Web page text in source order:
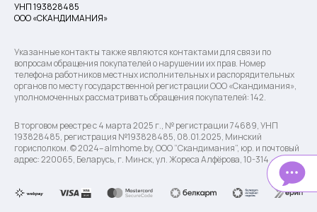
УНП 193828485
ООО «СКАНДИМАНИЯ»
Указанные контакты также являются контактами для связи по
вопросам обращения покупателей о нарушении их прав. Номер
телефона работников местных исполнительных и распорядительных
органов по месту государственной регистрации ООО «Скандимания»,
уполномоченных рассматривать обращения покупателей: 142.
В торговом реестре с 4 марта 2025 г., № регистрации 74689, УНП
193828485, регистрация №193828485, 08.01.2025, Минский
горисполком. © 2024– almhome.by, ООО “Скандимания”, юр. и почтовый
адрес: 220065, Беларусь, г. Минск, ул. Жореса Алфёрова, 10-314